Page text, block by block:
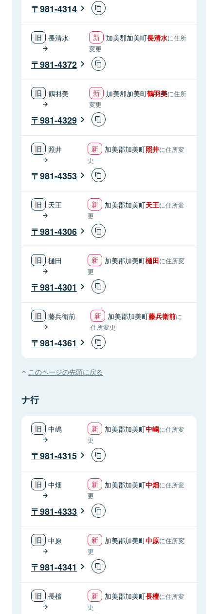
981-4314
長清水 加美郡加美町長清水に住所
変更
981-4372
鶴羽美 加美郡加美町鶴羽美に住所
変更
981-4329
照井 加美郡加美町照井に住所変
更
981-4353
天王 加美郡加美町天王に住所変
更
981-4306
樋田 加美郡加美町樋田に住所変
更
981-4301
藤兵衛前 加美郡加美町藤兵衛前に
住所変更
981-4361
このページの先頭に戻る
ナ行
中嶋 加美郡加美町中嶋に住所変
更
981-4315
中畑 加美郡加美町中畑に住所変
更
981-4333
中原 加美郡加美町中原に住所変
更
981-4341
長檀 加美郡加美町長檀に住所変
更